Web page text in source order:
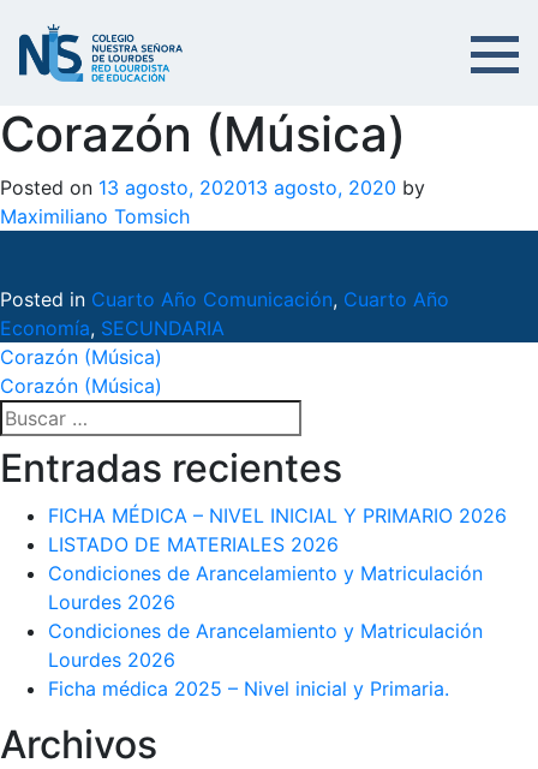
Corazón (Música)
Posted on 13 agosto, 202013 agosto, 2020 by
Maximiliano Tomsich
Posted in Cuarto Año Comunicación, Cuarto Año
Economía, SECUNDARIA
Navegación
de
entradas
Corazón (Música)
Corazón (Música)
Buscar:
Entradas recientes
FICHA MÉDICA – NIVEL INICIAL Y PRIMARIO 2026
LISTADO DE MATERIALES 2026
Condiciones de Arancelamiento y Matriculación
Lourdes 2026
Condiciones de Arancelamiento y Matriculación
Lourdes 2026
Ficha médica 2025 – Nivel inicial y Primaria.
Archivos